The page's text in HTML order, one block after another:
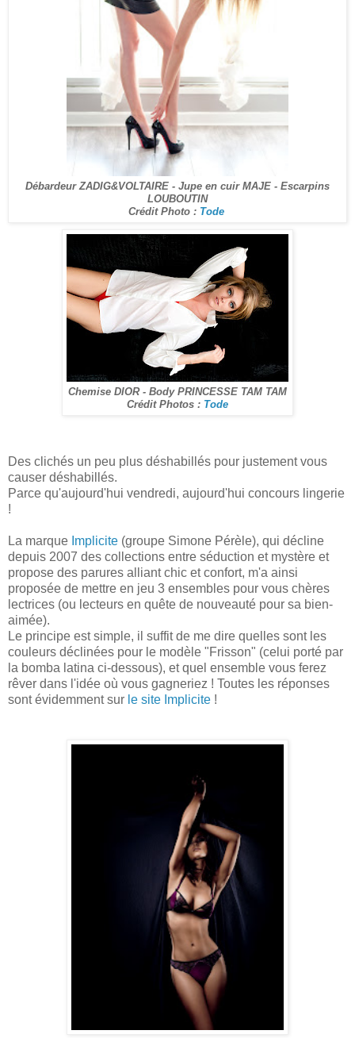
Débardeur ZADIG&VOLTAIRE - Jupe en cuir MAJE - Escarpins
LOUBOUTIN
Crédit Photo : Tode
Chemise DIOR - Body PRINCESSE TAM TAM
Crédit Photos : Tode
Des clichés un peu plus déshabillés pour justement vous
causer déshabillés.
Parce qu'aujourd'hui vendredi, aujourd'hui concours lingerie
!
La marque Implicite (groupe Simone Pérèle), qui décline
depuis 2007 des collections entre séduction et mystère et
propose des parures alliant chic et confort, m'a ainsi
proposée de mettre en jeu 3 ensembles pour vous chères
lectrices (ou lecteurs en quête de nouveauté pour sa bien-
aimée).
Le principe est simple, il suffit de me dire quelles sont les
couleurs déclinées pour le modèle "Frisson" (celui porté par
la bomba latina ci-dessous), et quel ensemble vous ferez
rêver dans l'idée où vous gagneriez ! Toutes les réponses
sont évidemment sur le site Implicite !